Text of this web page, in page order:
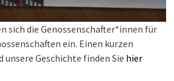
sich die Genossenschafter*innen für
ein. Einen kurzen
unsere Geschichte finden Sie hier